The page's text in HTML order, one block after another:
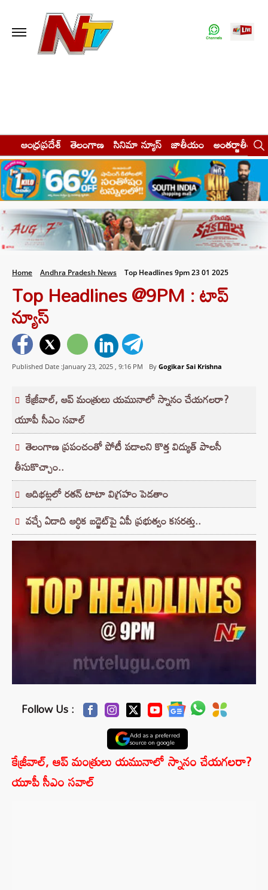
ఆంధ్రప్రదేశ్ తెలంగాణ సినిమా న్యూస్ జాతీయం అంతర్జాతీయం
Home Andhra Pradesh News Top Headlines 9pm 23 01 2025
Top Headlines @9PM : టాప్‌
న్యూస్‌
Published Date :January 23, 2025 , 9:16 PM By Gogikar Sai Krishna
కేజ్రీవాల్, ఆప్ మంత్రులు యమునాలో స్నానం చేయగలరా?
యూపీ సీఎం సవాల్
తెలంగాణ ప్రపంచంతో పోటీ పడాలని కొత్త విద్యుత్ పాలసీ
తీసుకొచ్చాం..
ఆదిభట్లలో రతన్ టాటా విగ్రహం పెడతాం
వచ్చే ఏడాది ఆర్ధిక బ‌డ్జెట్‌పై ఏపీ ప్రభుత్వం క‌స‌రత్తు..
Follow Us :
Add as a preferred
source on google
కేజ్రీవాల్, ఆప్ మంత్రులు యమునాలో స్నానం చేయగలరా?
యూపీ సీఎం సవాల్